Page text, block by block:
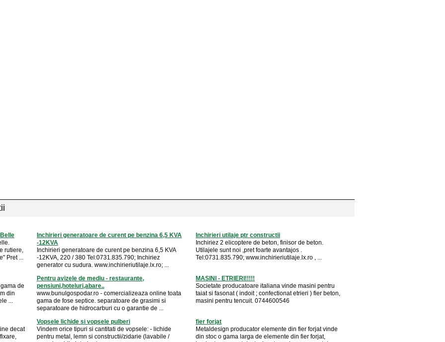
rutiere,
Pret ...
Inchirieri generatoare de curent pe benzina 6,5 KVA
-12KVA
Inchirieri generatoare de curent pe benzina 6,5 KVA
-12KVA, 220 / 380 Tel:0731.835.790; Inchiriez
generator cu sudura. www.inchirieriutilaje.lx.ro; ...
Inchirieri utilaje ptr constructii
Inchiriez 2 elicoptere de beton, finisor de beton.
Utilajele sunt noi ,pret foarte avantajos .
Tel:0731.835.790; www.inchirieriutilaje.lx.ro , ...
de
din
...
Pentru avizele de mediu - restaurante,
pensiuni,hoteluri,abare..
www.bunulgospodar.ro - comercializeaza online toata
gama de fose septice. separatoare de grasimi si
separatoare de hidrocarburi cu o garantie de ...
MASINI - ETRIERI!!!!!
Societate producatoare italiana vinde masini pentru
taiat si fasonat ( indoit ; confectionat etrieri ) fier beton,
masini pentru tencuit. 0744600546
decat
Vopsele lichide si vopsele pulberi
Vindem orice tipuri si cantitati de vopsele: - lichide
pentru metal, lemn si constructii/zidarie (lavabile /
fier forjat
Metaldesign producator elemente din fier forjat vinde
din stoc o gama larga de elemente din fier forjat,